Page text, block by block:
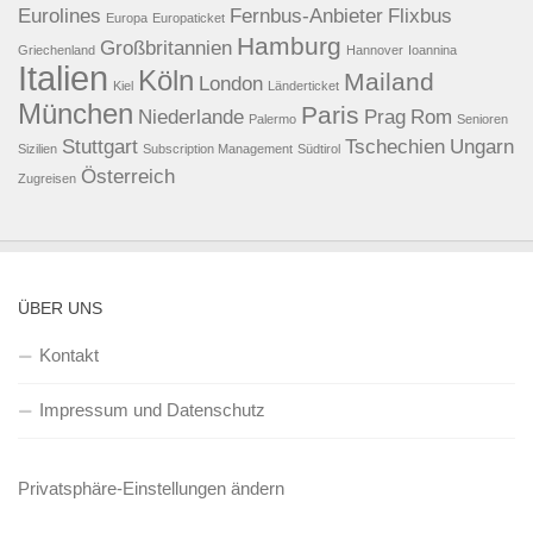
Eurolines Europa Europaticket Fernbus-Anbieter Flixbus
Griechenland Großbritannien Hamburg Hannover Ioannina
Italien Kiel Köln London Länderticket Mailand
München Niederlande Palermo Paris Prag Rom Senioren
Sizilien Stuttgart Subscription Management Südtirol Tschechien Ungarn
Zugreisen Österreich
ÜBER UNS
Kontakt
Impressum und Datenschutz
Privatsphäre-Einstellungen ändern